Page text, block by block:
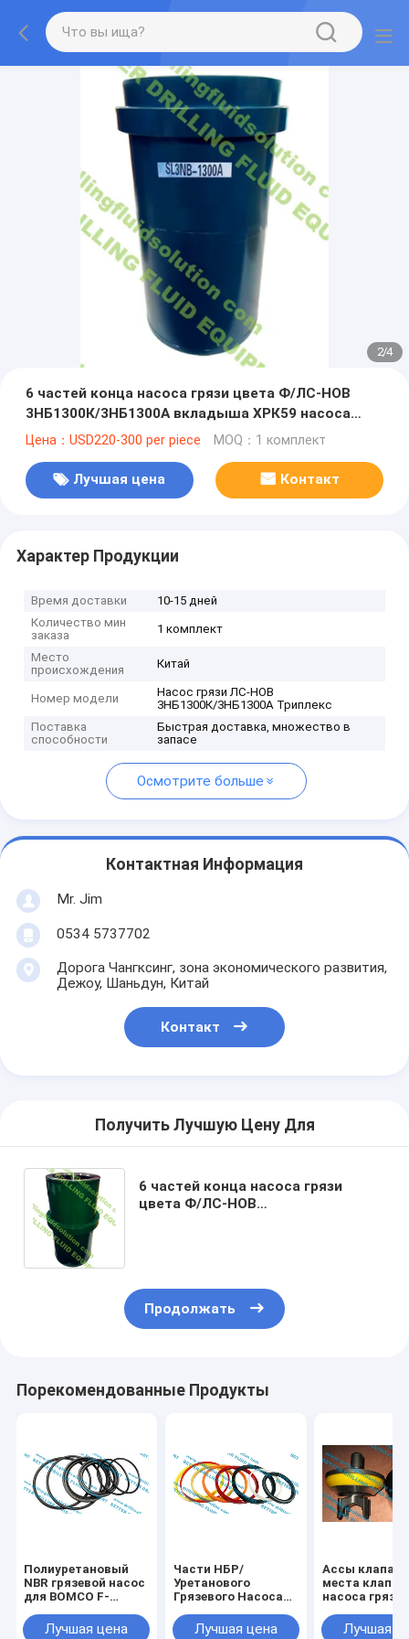
2/4
6 частей конца насоса грязи цвета Ф/ЛС-НОВ
3НБ1300К/3НБ1300А вкладыша ХРК59 насоса
грязи 1/2» затвердетых вкладышем зеленых
Цена：USD220-300 per piece MOQ：1 комплект
Лучшая цена Контакт
Характер Продукции
Время доставки
10-15 дней
Количество мин
заказа
1 комплект
Место
происхождения
Китай
Номер модели
Насос грязи ЛС-НОВ
3НБ1300К/3НБ1300А Триплекс
Поставка
способности
Быстрая доставка, множество в
запасе
Осмотрите больше
Контактная Информация
Mr. Jim
0534 5737702
Дорога Чангксинг, зона экономического развития,
Дежоу, Шаньдун, Китай
Контакт
Получить Лучшую Цену Для
6 частей конца насоса грязи
цвета Ф/ЛС-НОВ
Продолжать
Порекомендованные Продукты
Полиуретановый
NBR грязевой насос
для BOMCO F-
Запад 5000psi
Лучшая цена
Части НБР/
Уретанового
Грязевого Насоса
1600/F-1300 Юго-
Лучшая цена
Ассы клапана
места
насоса грязи.
АПИ-6Лучшая